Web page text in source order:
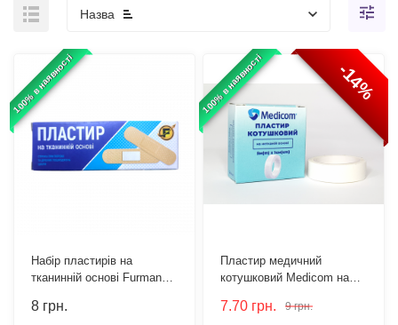
Назва
100% в наявності
Набір пластирів на
тканинній основі Furman
8 грн.
100% в наявності -14%
Пластир медичний
котушковий Medicom на
7.70 грн. 9 грн.